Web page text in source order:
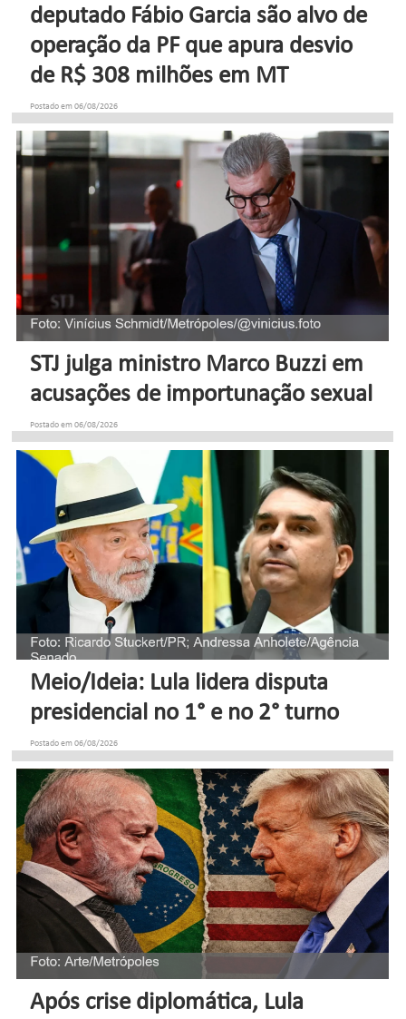
deputado Fábio Garcia são alvo de
operação da PF que apura desvio
de R$ 308 milhões em MT
Postado em 06/08/2026
STJ julga ministro Marco Buzzi em
acusações de importunação sexual
Postado em 06/08/2026
Meio/Ideia: Lula lidera disputa
presidencial no 1° e no 2° turno
Postado em 06/08/2026
Após crise diplomática, Lula